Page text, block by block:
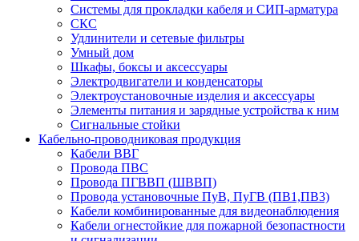
Системы для прокладки кабеля и СИП-арматура
СКС
Удлинители и сетевые фильтры
Умный дом
Шкафы, боксы и аксессуары
Электродвигатели и конденсаторы
Электроустановочные изделия и аксессуары
Элементы питания и зарядные устройства к ним
Сигнальные стойки
Кабельно-проводниковая продукция
Кабели ВВГ
Провода ПВС
Провода ПГВВП (ШВВП)
Провода установочные ПуВ, ПуГВ (ПВ1,ПВ3)
Кабели комбинированные для видеонаблюдения
Кабели огнестойкие для пожарной безопастности